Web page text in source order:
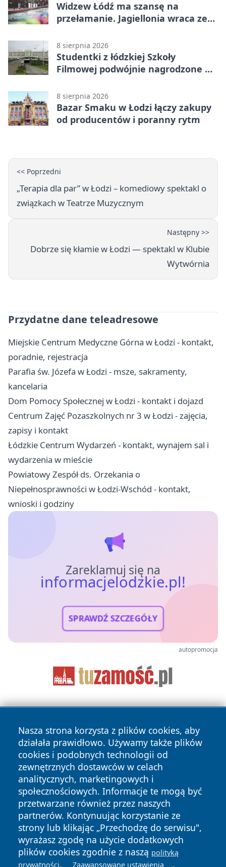
Widzew Łódź ma szansę na
przełamanie. Jagiellonia wraca ze
8 sierpnia 2026
Studentki z łódzkiej Szkoły
Filmowej podwójnie nagrodzone na
8 sierpnia 2026
Bazar Smaku w Łodzi łączy zakupy
od producentów i poranny rytm
<< Poprzedni
„Terapia dla par” w Łodzi – komediowy spektakl o
związkach w Teatrze Muzycznym
Następny >>
Dobrze się kłamie w Łodzi — spektakl w Klubie
Wytwórnia
Przydatne dane teleadresowe
Miejskie Centrum Medyczne Górna w Łodzi - kontakt,
poradnie, rejestracja
Parafia św. Józefa w Łodzi - msze, sakramenty,
kancelaria
Dom Pomocy Społecznej w Łodzi - kontakt i dojazd
Centrum Zajęć Pozaszkolnych nr 3 w Łodzi - zajęcia,
zapisy i kontakt
Łódzkie Centrum Wydarzeń - kontakt, wynajem sal i
wydarzenia w mieście
Powiatowy Zespół ds. Orzekania o
Niepełnosprawności w Łodzi-Wschód - kontakt,
wnioski i godziny
Zareklamuj się na
informacjelodzkie.pl!
SPRAWDŹ SZCZEGÓŁY
autopromocja
Nasza strona korzysta z plików cookies, aby
działała prawidłowo. Używamy także plików
cookies i podobnych technologii od
zewnętrznych dostawców w celach
analitycznych, marketingowych i
społecznościowych. Informacje te mogą być
przetwarzane również przez naszych
partnerów. Kontynuując korzystanie ze
strony lub klikając „Przechodzę do serwisu",
wyrażasz zgodę na użycie dodatkowych
plików cookies zgodnie z naszą polityką
prywatności. Zaawansowane ustawienia .
Copyright © 2026 informacjelodzkie.pl Wszystkie prawa
zastrzeżone.
News Autorzy
Polityka
Prywatności
Polityka
Cookies